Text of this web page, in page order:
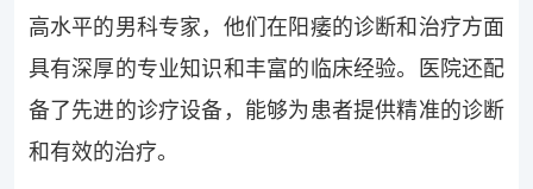
高水平的男科专家，他们在阳痿的诊断和治疗方面
具有深厚的专业知识和丰富的临床经验。医院还配
备了先进的诊疗设备，能够为患者提供精准的诊断
和有效的治疗。